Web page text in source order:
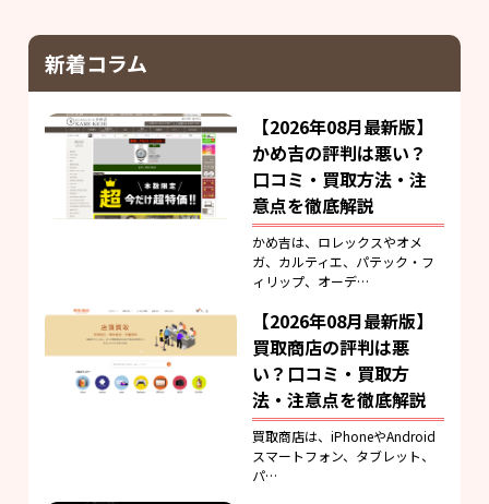
新着コラム
【2026年08月最新版】
かめ吉の評判は悪い？
口コミ・買取方法・注
意点を徹底解説
かめ吉は、ロレックスやオメ
ガ、カルティエ、パテック・フ
ィリップ、オーデ…
【2026年08月最新版】
買取商店の評判は悪
い？口コミ・買取方
法・注意点を徹底解説
買取商店は、iPhoneやAndroid
スマートフォン、タブレット、
パ…